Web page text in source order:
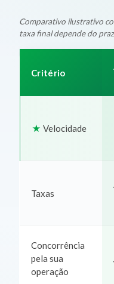
Comparativo ilustrativo
taxa final depende do
Critério
Velocidade
Taxas
Concorrência
pela sua
operação